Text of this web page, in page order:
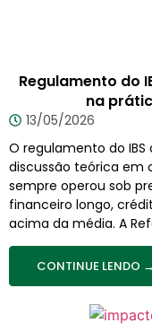
Regulamento do
na
13/05/2026
O regulamento do
discussão teórica em
sempre operou sob
financeiro longo,
acima da média. A
CONTINUE LENDO →